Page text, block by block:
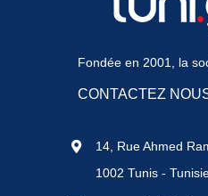
Fondée en 2001, la
CONTACTEZ
14, Rue Ahmed
1002 Tunis -